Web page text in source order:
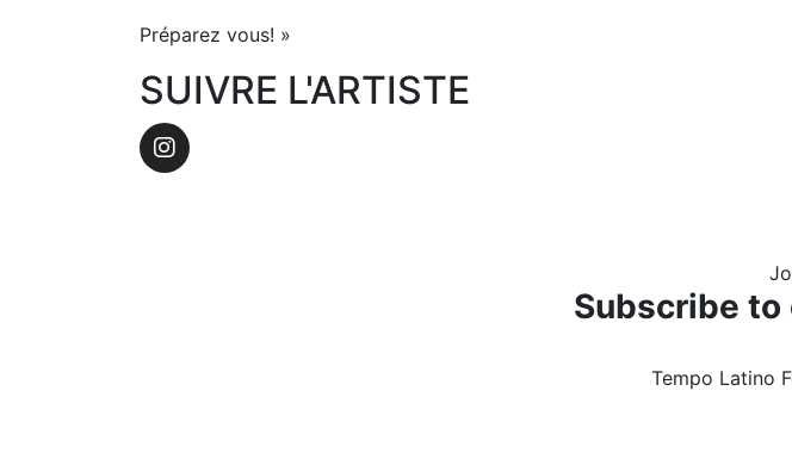
Préparez vous! »
SUIVRE L'ARTISTE
Instagram
Subscribe
Tempo Latino